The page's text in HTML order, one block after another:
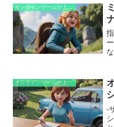
オンラインゲームが上手くなるための知識
-